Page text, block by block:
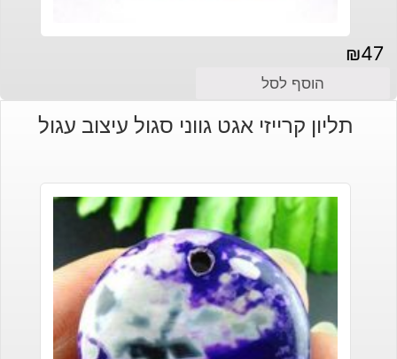
₪47
הוסף לסל
תליון קרייזי אגט גווני סגול עיצוב עגול